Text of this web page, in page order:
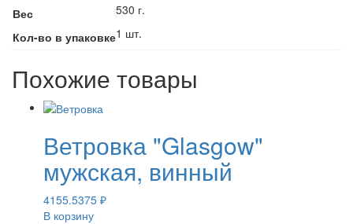
Вес
530 г.
Кол-во в упаковке1 шт.
Похожие товары
Ветровка "Glasgow"
мужская, винный
4155.5375 ₽
В корзину